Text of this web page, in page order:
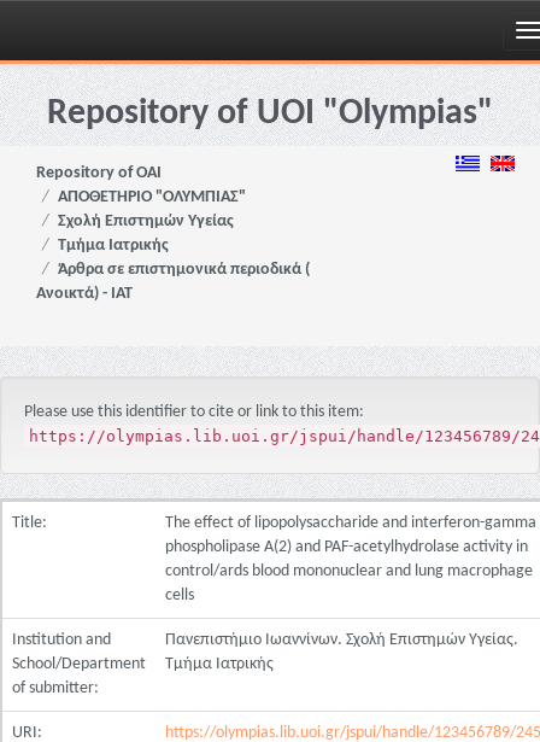
Skip
navigationRepository of UOI "Olympias"
Repository of OAI
ΑΠΟΘΕΤΗΡΙΟ "ΟΛΥΜΠΙΑΣ"
Σχολή Επιστημών Υγείας
Τμήμα Ιατρικής
Άρθρα σε επιστημονικά περιοδικά (
Ανοικτά) - ΙΑΤ
Please use this identifier to cite or link to this item:
https://olympias.lib.uoi.gr/jspui/handle/123456789/
Title:
The effect of lipopolysaccharide and interferon-gamma
phospholipase A(2) and PAF-acetylhydrolase activity in
control/ards blood mononuclear and lung macrophage
cells
Institution and
School/Department
of submitter:
Πανεπιστήμιο Ιωαννίνων. Σχολή Επιστημών Υγείας.
Τμήμα Ιατρικής
URI: https://olympias.lib.uoi.gr/jspui/handle/123456789/